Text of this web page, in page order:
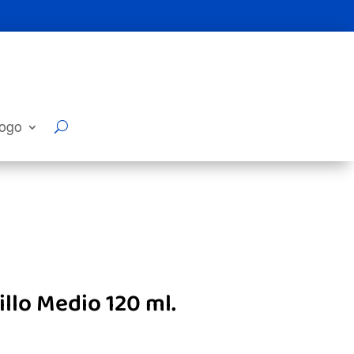
Medio 120 ml.